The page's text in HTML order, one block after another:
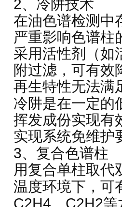
2、冷阱技术
在油色谱检测中
严重影响色谱柱
采用活性剂（如
附过滤，可有效
再生特性无法满
冷阱是在一定的
挥发成份实现有
实现系统免维护
3、复合色谱柱
用复合单柱取代
温度环境下，可
C2H4、 C2H2等